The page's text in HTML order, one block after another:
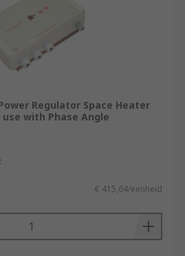
Regulator Space Heater
with Phase Angle
€ 415,64/eenheid